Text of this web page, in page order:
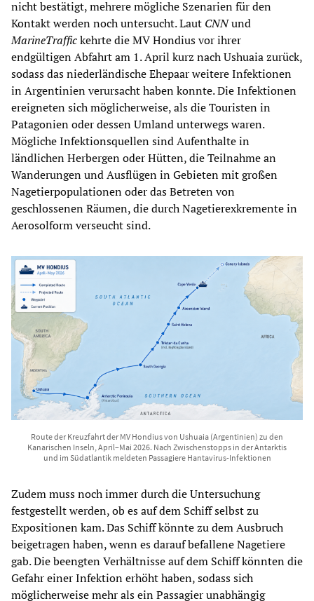
nicht bestätigt, mehrere mögliche Szenarien für den
Kontakt werden noch untersucht. Laut CNNund
MarineTraffickehrte die MV Hondius vor ihrer
endgültigen Abfahrt am 1. April kurz nach Ushuaia zurück,
sodass das niederländische Ehepaar weitere Infektionen
in Argentinien verursacht haben konnte. Die Infektionen
ereigneten sich möglicherweise, als die Touristen in
Patagonien oder dessen Umland unterwegs waren.
Mögliche Infektionsquellen sind Aufenthalte in
ländlichen Herbergen oder Hütten, die Teilnahme an
Wanderungen und Ausflügen in Gebieten mit großen
Nagetierpopulationen oder das Betreten von
geschlossenen Räumen, die durch Nagetierexkremente in
Aerosolform verseucht sind.
Route der Kreuzfahrt der MV Hondius von Ushuaia (Argentinien) zu den
Kanarischen Inseln, April–Mai 2026. Nach Zwischenstopps in der Antarktis
und im Südatlantik meldeten Passagiere Hantavirus-Infektionen
Zudem muss noch immer durch die Untersuchung
festgestellt werden, ob es auf dem Schiff selbst zu
Expositionen kam. Das Schiff könnte zu dem Ausbruch
beigetragen haben, wenn es darauf befallene Nagetiere
gab. Die beengten Verhältnisse auf dem Schiff könnten die
Gefahr einer Infektion erhöht haben, sodass sich
möglicherweise mehr als ein Passagier unabhängig